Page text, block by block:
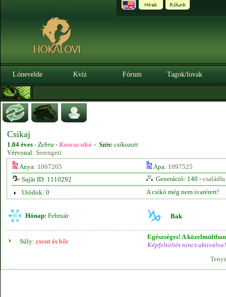
Lónevelde Kvíz Fórum Tagok/lovak
Csikaj
1.04 éves - Zebra - Kancacsikó - Szín: csíkozott
Vérvonal: Serengeti
Anya: 1067205 Apa: 1097525
Saját ID: 1110292
Generáció: 140 - családfa
Utódok: 0
A csikó még nem ivarérett!
Hónap: Február Bak
Súly: csont és bőr
Egészséges! A
Képfeltöltés nincs aktiválva!